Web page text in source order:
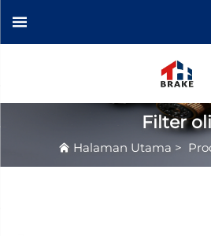
Filter oli
Halaman Utama >